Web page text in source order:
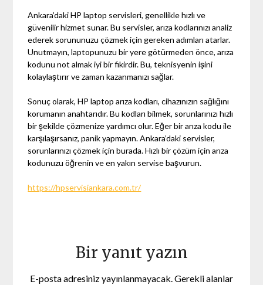
Ankara’daki HP laptop servisleri, genellikle hızlı ve
güvenilir hizmet sunar. Bu servisler, arıza kodlarınızı analiz
ederek sorununuzu çözmek için gereken adımları atarlar.
Unutmayın, laptopunuzu bir yere götürmeden önce, arıza
kodunu not almak iyi bir fikirdir. Bu, teknisyenin işini
kolaylaştırır ve zaman kazanmanızı sağlar.
Sonuç olarak, HP laptop arıza kodları, cihazınızın sağlığını
korumanın anahtarıdır. Bu kodları bilmek, sorunlarınızı hızlı
bir şekilde çözmenize yardımcı olur. Eğer bir arıza kodu ile
karşılaşırsanız, panik yapmayın. Ankara’daki servisler,
sorunlarınızı çözmek için burada. Hızlı bir çözüm için arıza
kodunuzu öğrenin ve en yakın servise başvurun.
https://hpservisiankara.com.tr/
Bir yanıt yazın
E-posta adresiniz yayınlanmayacak. Gerekli alanlar